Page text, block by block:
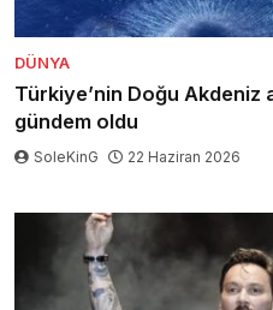
DÜNYA
Türkiye’nin Doğu Akdeniz
gündem oldu
SoleKinG 22 Haziran 2026